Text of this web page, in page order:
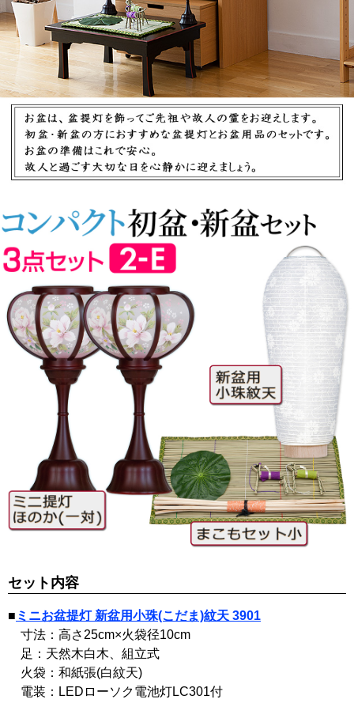
セット内容
■ ミニお盆提灯 新盆用小珠(こだま)紋天 3901
寸法：高さ25cm×火袋径10cm
足：天然木白木、組立式
火袋：和紙張(白紋天)
電装：LEDローソク電池灯LC301付